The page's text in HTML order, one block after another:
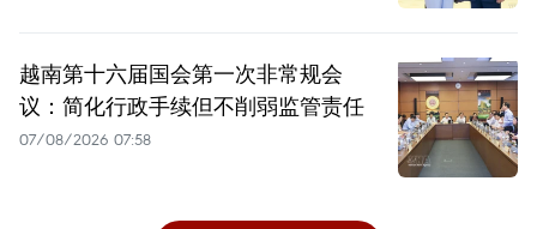
越南第十六届国会第一次非常规会
议：简化行政手续但不削弱监管责任
07/08/2026 07:58